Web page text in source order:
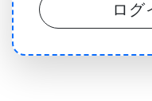
や状態を常に情報交
ロセスは糖脂質とそ
ログ